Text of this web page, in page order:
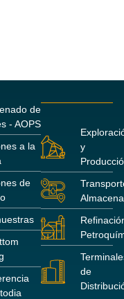
de
- AOPS
a la
de
y
de